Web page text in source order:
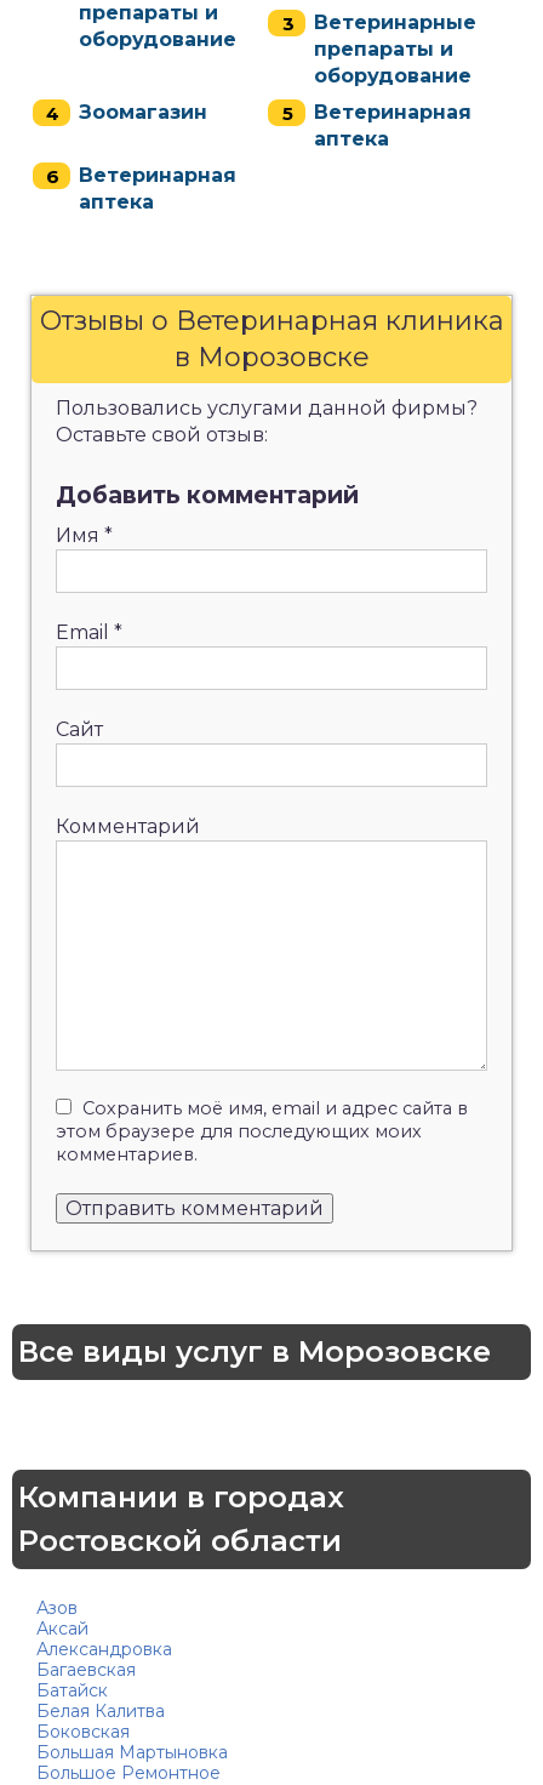
препараты и
оборудование
Ветеринарные
препараты и
оборудование
Зоомагазин
Ветеринарная
аптека
Ветеринарная
аптека
Отзывы о Ветеринарная клиника
в Морозовске
Пользовались услугами данной фирмы?
Оставьте свой отзыв:
Добавить комментарий
Имя *
Email *
Сайт
Комментарий
Сохранить моё имя, email и адрес сайта в
этом браузере для последующих моих
комментариев.
Все виды услуг в Морозовске
Компании в городах
Ростовской области
Азов
Аксай
Александровка
Багаевская
Батайск
Белая Калитва
Боковская
Большая Мартыновка
Большое Ремонтное